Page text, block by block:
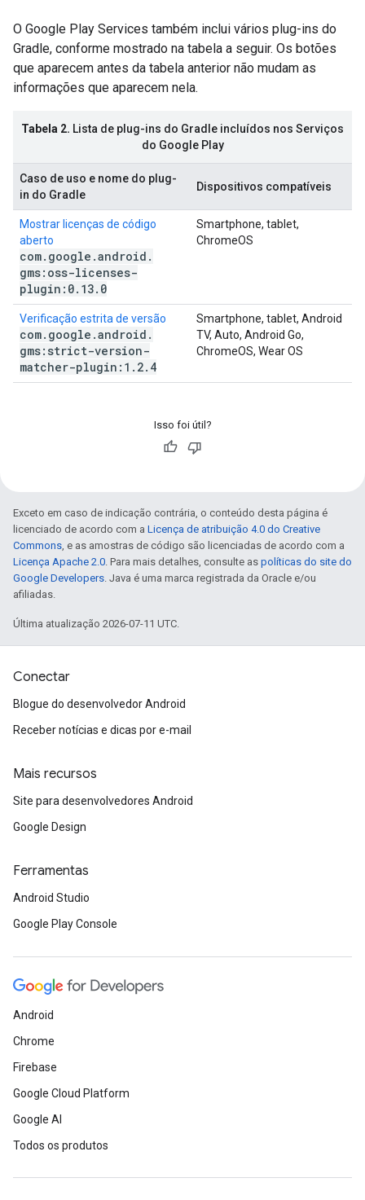
O Google Play Services também inclui vários plug-ins do
Gradle, conforme mostrado na tabela a seguir. Os botões
que aparecem antes da tabela anterior não mudam as
informações que aparecem nela.
Tabela 2. Lista de plug-ins do Gradle incluídos nos Serviços
do Google Play
Caso de uso e nome do plug-
in do Gradle
Dispositivos compatíveis
Mostrar licenças de código
aberto
com. google .android .
gms:oss-licenses-
plugin:0. 13. 0
Smartphone, tablet,
ChromeOS
Verificação estrita de versão
com. google .android .
gms:strict-version-
matcher-plugin:1 . 2. 4
Smartphone, tablet, Android
TV, Auto, Android Go,
ChromeOS, Wear OS
Isso foi útil?
Exceto em caso de indicação contrária, o conteúdo desta página é
licenciado de acordo com a Licença de atribuição 4.0 do Creative
Commons, e as amostras de código são licenciadas de acordo com a
Licença Apache 2.0. Para mais detalhes, consulte as políticas do site do
Google Developers. Java é uma marca registrada da Oracle e/ou
afiliadas.
Última atualização 2026-07-11 UTC.
Conectar
Blogue do desenvolvedor Android
Receber notícias e dicas por e-mail
Mais recursos
Site para desenvolvedores Android
Google Design
Ferramentas
Android Studio
Google Play Console
Android
Chrome
Firebase
Google Cloud Platform
Google AI
Todos os produtos